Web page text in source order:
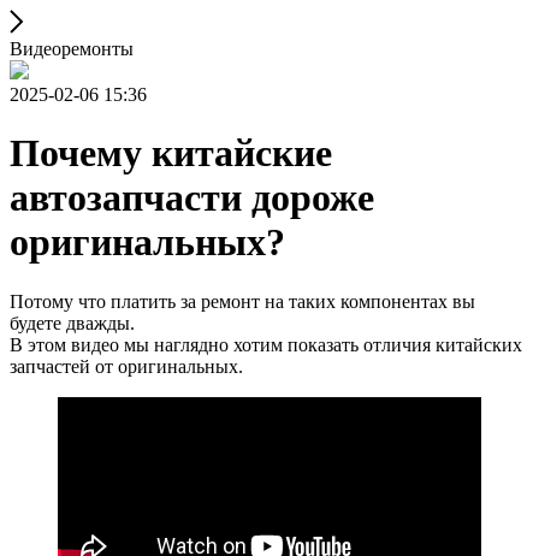
Видеоремонты
2025-02-06 15:36
Почему китайские
автозапчасти дороже
оригинальных?
Потому что платить за ремонт на таких компонентах вы
будете дважды.
В этом видео мы наглядно хотим показать отличия китайских
запчастей от оригинальных.